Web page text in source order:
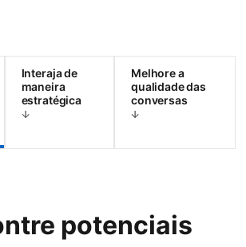
Interaja de
maneira
estratégica
Melhore a
qualidade das
conversas
potenciais